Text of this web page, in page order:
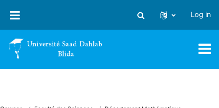
Toggle search input
Log in